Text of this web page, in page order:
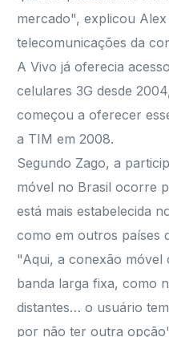
mercado", explicou Alex
telecomunicações da
A Vivo já oferecia
celulares 3G desde
começou a oferecer
a TIM em 2008.
Segundo Zago, a
móvel no Brasil ocorre
está mais estabelecida
como em outros países
"Aqui, a conexão móvel
banda larga fixa, como
distantes… o usuário
por não ter outra